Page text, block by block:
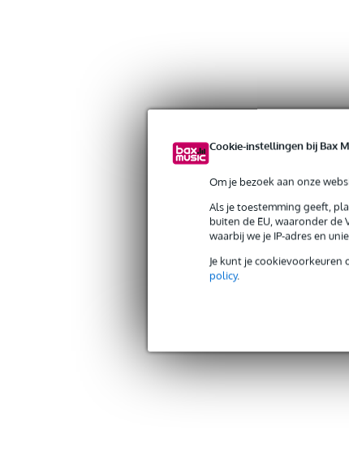
Cookie-instellingen bij Bax
Om je bezoek aan onze
Als je toestemming geeft,
buiten de EU, waaronder
waarbij we je IP-adres en
Je kunt je
policy.